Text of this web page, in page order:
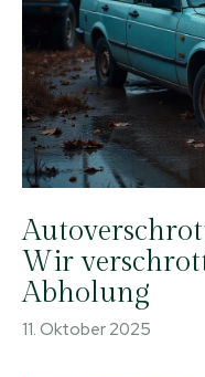
Wir
Abholung
11. Oktober 2025